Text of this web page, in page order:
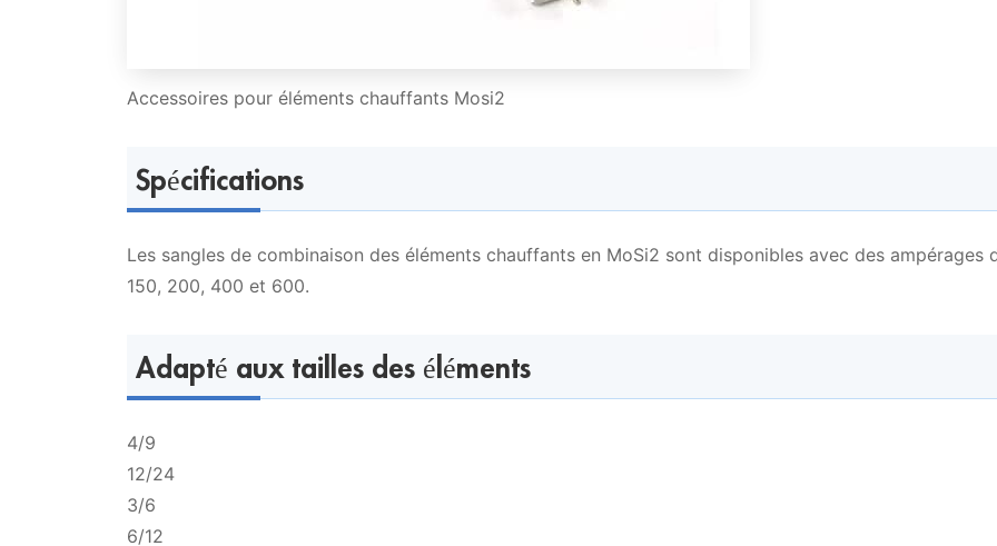
Accessoires pour éléments chauffants Mosi2
Spécifications
Les sangles de combinaison des éléments chauffants en MoSi2 sont disponibles avec des ampérages
150, 200, 400 et 600.
Adapté aux tailles des éléments
4/9
12/24
3/6
6/12